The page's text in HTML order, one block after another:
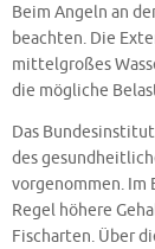
Beim Angeln an
beachten. Die
mittelgroßes
die mögliche
Das
des
vorgenommen. Im
Regel höhere
Fischarten. Über